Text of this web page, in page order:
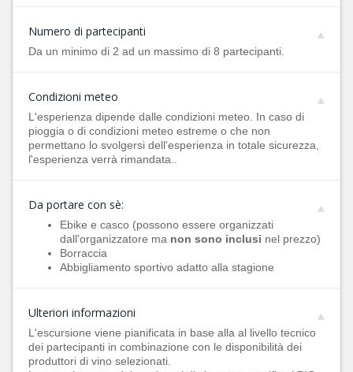
Numero di partecipanti
Da un minimo di 2 ad un massimo di 8 partecipanti.
Condizioni meteo
L'esperienza dipende dalle condizioni meteo. In caso di
pioggia o di condizioni meteo estreme o che non
permettano lo svolgersi dell'esperienza in totale sicurezza,
l'esperienza verrà rimandata..
Da portare con sè:
Ebike e casco (possono essere organizzati
dall'organizzatore ma non sono inclusi nel prezzo)
Borraccia
Abbigliamento sportivo adatto alla stagione
Ulteriori informazioni
L'escursione viene pianificata in base alla al livello tecnico
dei partecipanti in combinazione con le disponibilità dei
produttori di vino selezionati.